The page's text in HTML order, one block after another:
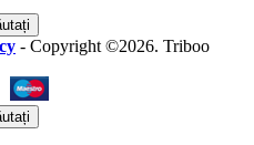
- Copyright ©2026. Triboo